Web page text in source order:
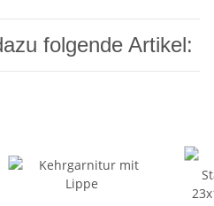
folgende Artikel: